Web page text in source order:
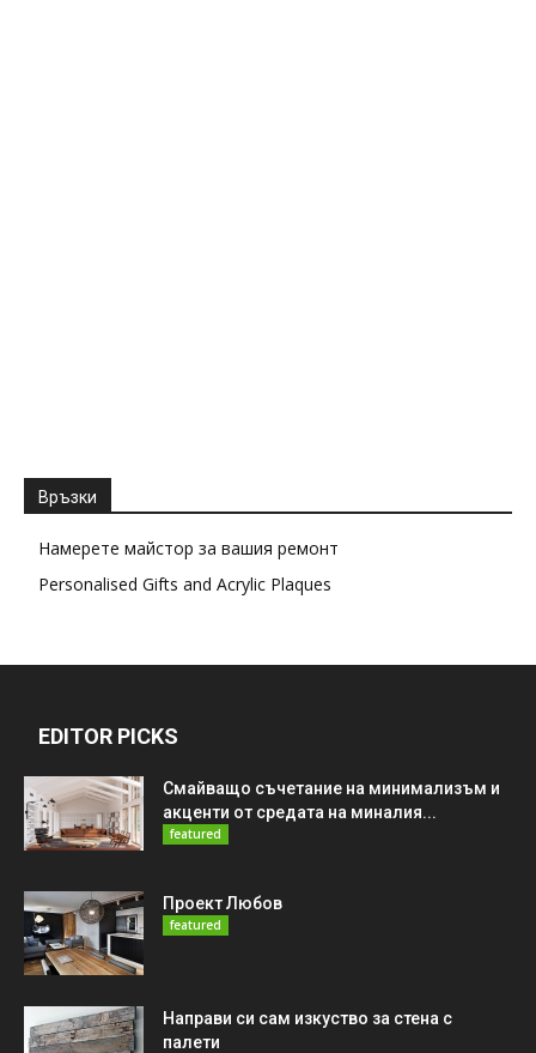
Връзки
Намерете майстор за вашия ремонт
Personalised Gifts and Acrylic Plaques
EDITOR PICKS
Смайващо съчетание на минимализъм и
акценти от средата на миналия...
featured
Проект Любов
featured
Направи си сам изкуство за стена с
палети